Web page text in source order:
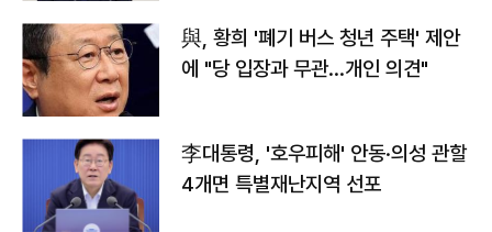
與, 황희 '폐기 버스 청년 주택' 제안
에 "당 입장과 무관…개인 의견"
李대통령, '호우피해' 안동·의성 관할
4개면 특별재난지역 선포